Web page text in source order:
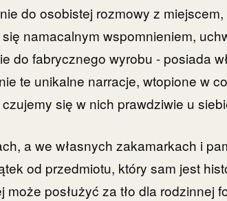
do osobistej rozmowy z miejscem,
namacalnym wspomnieniem,
do fabrycznego wyrobu - posiada
te unikalne narracje, wtopione w
się w nich prawdziwie u
a we własnych zakamarkach i
od przedmiotu, który sam jest
posłużyć za tło dla rodzinnej